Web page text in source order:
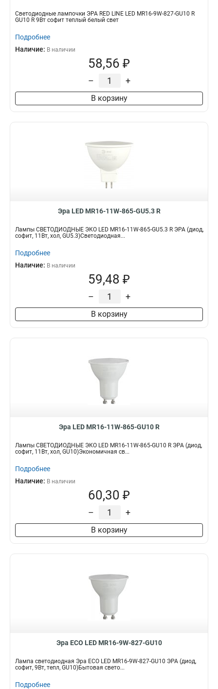
Светодиодные лампочки ЭРА RED LINE LED MR16-9W-827-GU10 R
GU10 R 9Вт софит теплый белый свет
Подробнее
Наличие: В наличии
58,56 ₽
– +
В корзину
Эра LED MR16-11W-865-GU5.3 R
Лампы СВЕТОДИОДНЫЕ ЭКО LED MR16-11W-865-GU5.3 R ЭРА (диод,
софит, 11Вт, хол, GU5.3)Светодиодная...
Подробнее
Наличие: В наличии
59,48 ₽
– +
В корзину
Эра LED MR16-11W-865-GU10 R
Лампы СВЕТОДИОДНЫЕ ЭКО LED MR16-11W-865-GU10 R ЭРА (диод,
софит, 11Вт, хол, GU10)Экономичная св...
Подробнее
Наличие: В наличии
60,30 ₽
– +
В корзину
Эра ECO LED MR16-9W-827-GU10
Лампа светодиодная Эра ECO LED MR16-9W-827-GU10 ЭРА (диод,
софит, 9Вт, тепл, GU10)Бытовая свето...
Подробнее